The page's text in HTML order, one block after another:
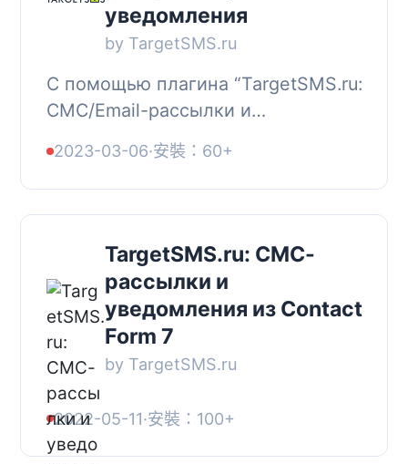
уведомления
by TargetSMS.ru
С помощью плагина “TargetSMS.ru:
СМС/Email-рассылки и
отправлять произвольные СМС-
рассылки и автоматические СМС
и Email-увед...
2023-03-06·安裝：60+
TargetSMS.ru: СМС-
рассылки и
уведомления из Contact
Form 7
by TargetSMS.ru
2022-05-11·安裝：100+